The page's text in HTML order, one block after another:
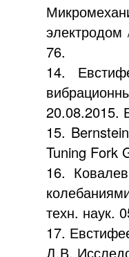
76.
14.
15.
Tuning Fork
16.
техн. наук.
17.
Д.В.